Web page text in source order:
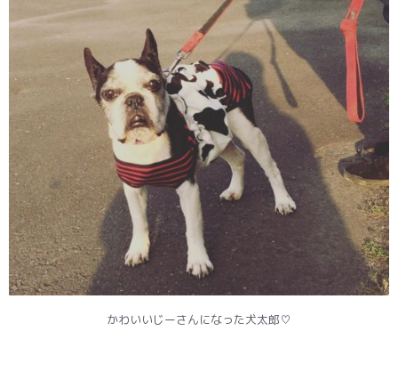
かわいいじーさんになった犬太郎♡